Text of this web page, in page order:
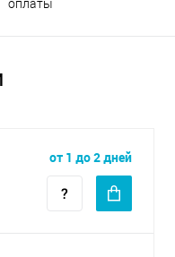
оплаты
от 1 до 2 дней